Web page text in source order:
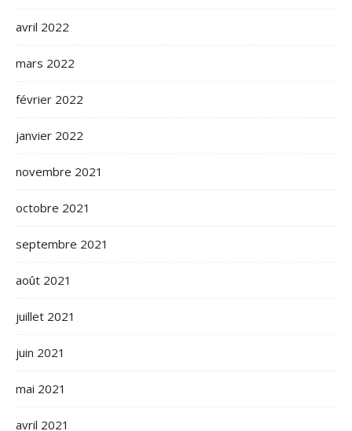
avril 2022
mars 2022
février 2022
janvier 2022
novembre 2021
octobre 2021
septembre 2021
août 2021
juillet 2021
juin 2021
mai 2021
avril 2021